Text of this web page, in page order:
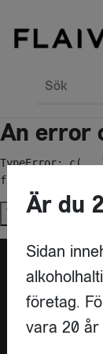
Sök
An error
TypeError:
function
Try againÄr du
Sidan
företag.
vara 20